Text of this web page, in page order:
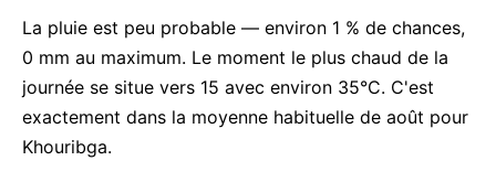
La pluie est peu probable — environ 1 % de chances,
0 mm au maximum. Le moment le plus chaud de la
journée se situe vers 15 avec environ 35°C. C'est
exactement dans la moyenne habituelle de août pour
Khouribga.